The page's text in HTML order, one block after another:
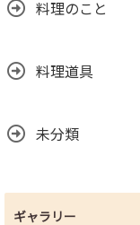
料理のこと
料理道具
未分類
ギャラリー